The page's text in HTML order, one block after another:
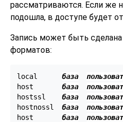
рассматриваются. Если же
подошла, в доступе будет
Запись может быть
форматов:
local база
host база
hostssl база
hostnossl база
host база